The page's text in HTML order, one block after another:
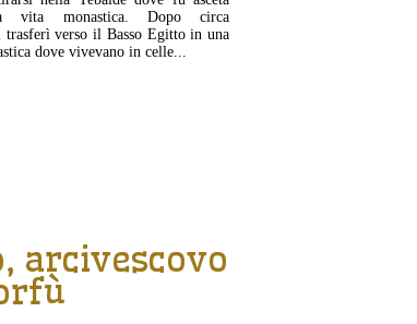
vita monastica. Dopo circa
trasferì verso il Basso Egitto in una
dove vivevano in celle...
arcivescovo